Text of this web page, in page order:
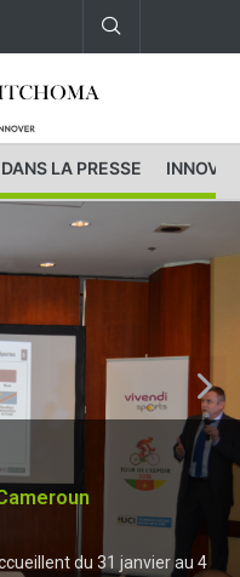
DANS LA PRESSE
du 31 janvier au 4